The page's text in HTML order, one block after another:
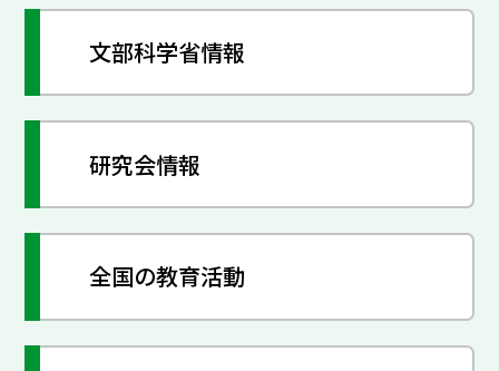
文部科学省情報
研究会情報
全国の教育活動